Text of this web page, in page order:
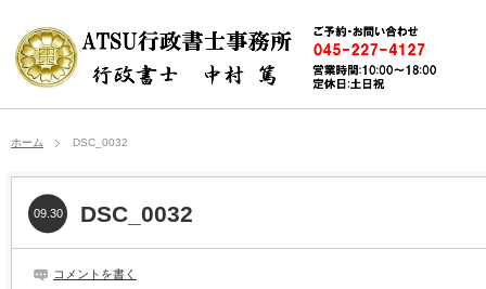
ホーム DSC_0032
DSC_0032
09.30
コメントを書く